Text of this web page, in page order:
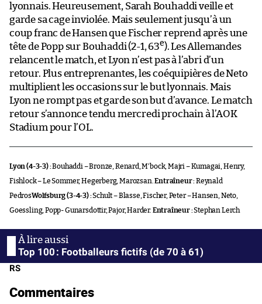
lyonnais. Heureusement, Sarah Bouhaddi veille et
garde sa cage inviolée. Mais seulement jusqu’à un
coup franc de Hansen que Fischer reprend après une
tête de Popp sur Bouhaddi (2-1, 63e). Les Allemandes
relancent le match, et Lyon n’est pas à l’abri d’un
retour. Plus entreprenantes, les coéquipières de Neto
multiplient les occasions sur le but lyonnais. Mais
Lyon ne rompt pas et garde son but d’avance. Le match
retour s’annonce tendu mercredi prochain à l’AOK
Stadium pour l’OL.
Lyon (4-3-3) :Bouhaddi – Bronze, Renard, M’bock, Majri – Kumagai, Henry,
Fishlock – Le Sommer, Hegerberg, Marozsan.Entraîneur :Reynald
PedrosWolfsburg (3-4-3) :Schult – Blasse, Fischer, Peter – Hansen, Neto,
Goessling, Popp- Gunarsdottir, Pajor, Harder. Entraîneur :Stephan Lerch
Top 100 : Footballeurs fictifs (de 70 à 61)
RS
Commentaires